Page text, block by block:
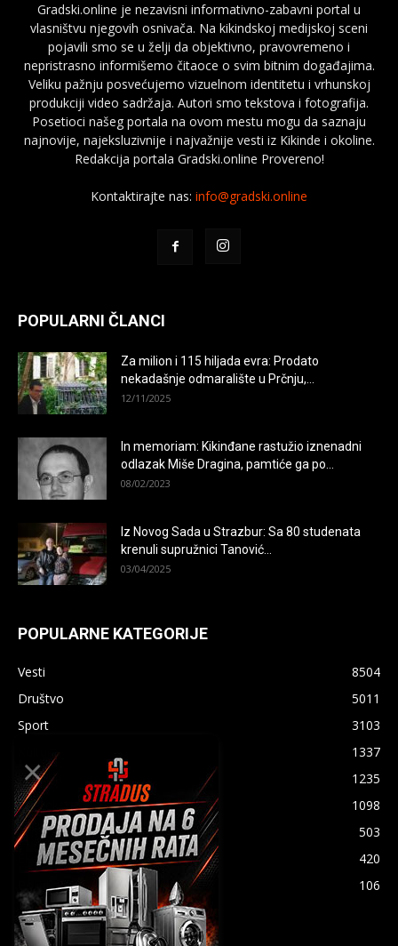
Gradski.online je nezavisni informativno-zabavni portal u
vlasništvu njegovih osnivača. Na kikindskoj medijskoj sceni
pojavili smo se u želji da objektivno, pravovremeno i
nepristrasno informišemo čitaoce o svim bitnim događajima.
Veliku pažnju posvećujemo vizuelnom identitetu i vrhunskoj
produkciji video sadržaja. Autori smo tekstova i fotografija.
Posetioci našeg portala na ovom mestu mogu da saznaju
najnovije, najeksluzivnije i najvažnije vesti iz Kikinde i okoline.
Redakcija portala Gradski.online Provereno!
Kontaktirajte nas: info@gradski.online
POPULARNI ČLANCI
Za milion i 115 hiljada evra: Prodato
nekadašnje odmaralište u Prčnju,...
12/11/2025
In memoriam: Kikinđane rastužio iznenadni
odlazak Miše Dragina, pamtiće ga po...
08/02/2023
Iz Novog Sada u Strazbur: Sa 80 studenata
krenuli supružnici Tanović...
03/04/2025
POPULARNE KATEGORIJE
Vesti
8504
Društvo
5011
Sport
3103
Kultura
1337
Hronika
1235
PR Tekst
1098
Iz našeg sokaka
503
Ekonomija
420
Politika
106